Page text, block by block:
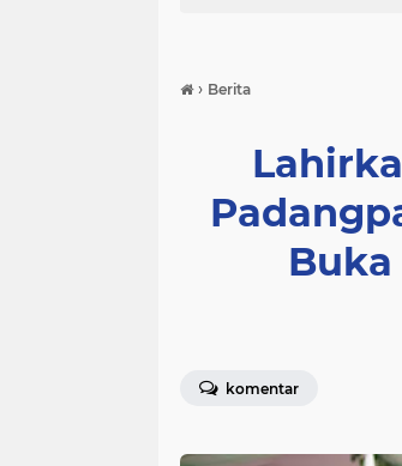
› Berita
komentar